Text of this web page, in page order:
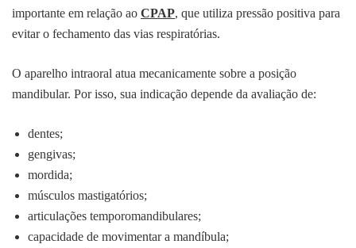
importante em relação ao CPAP, que utiliza pressão positiva para
evitar o fechamento das vias respiratórias.
O aparelho intraoral atua mecanicamente sobre a posição
mandibular. Por isso, sua indicação depende da avaliação de:
dentes;
gengivas;
mordida;
músculos mastigatórios;
articulações temporomandibulares;
capacidade de movimentar a mandíbula;